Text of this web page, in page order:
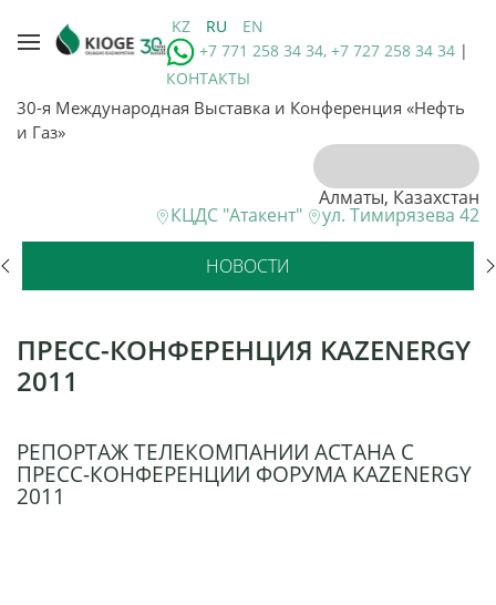
KZ RU
EN
+7 771 258 34 34, +7 727 258 34 34 |
КОНТАКТЫ
30-я Международная Выставка и Конференция «Нефть
и Газ»
Алматы, Казахстан
КЦДС "Атакент" ул. Тимирязева 42
НОВОСТИ
ПРЕСС-КОНФЕРЕНЦИЯ KAZENERGY
2011
РЕПОРТАЖ ТЕЛЕКОМПАНИИ АСТАНА С
ПРЕСС-КОНФЕРЕНЦИИ ФОРУМА KAZENERGY
2011